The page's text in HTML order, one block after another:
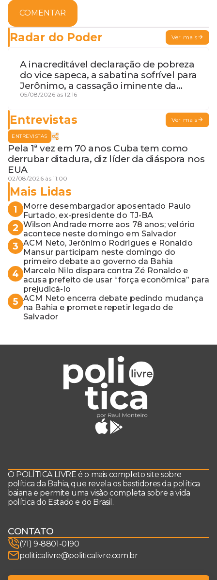
COMENTAR
Radar do Poder Ver mais
A inacreditável declaração de pobreza
do vice sapeca, a sabatina sofrível para
Jerônimo, a cassação iminente da
desembargadora e a vaga do Quinto
05/08/2026 às 12:16
Entrevistas Ver mais
ENTREVISTAS
Pela 1ª vez em 70 anos Cuba tem como
derrubar ditadura, diz líder da diáspora nos
EUA
02/08/2026 às 11:00
Mais Lidas
1
Morre desembargador aposentado Paulo
Furtado, ex-presidente do TJ-BA
2 Wilson Andrade morre aos 78 anos; velório
acontece neste domingo em Salvador
3 ACM Neto, Jerônimo Rodrigues e Ronaldo
Mansur participam neste domingo do
primeiro debate ao governo da Bahia
4
Marcelo Nilo dispara contra Zé Ronaldo e
acusa prefeito de usar “força econômica” para
prejudicá-lo
5 ACM Neto encerra debate pedindo mudança
na Bahia e promete repetir legado de
Salvador
O POLÍTICA LIVRE é o mais completo site sobre
política da Bahia, que revela os bastidores da política
baiana e permite uma visão completa sobre a vida
política do Estado e do Brasil.
CONTATO
(71) 9-8801-0190
politicalivre@politicalivre.com.br